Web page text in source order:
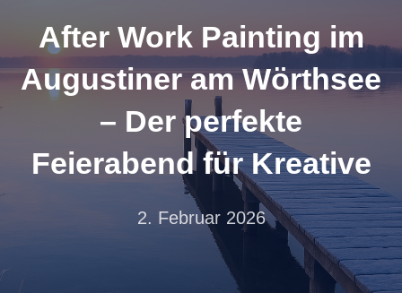
After Work Painting im
Augustiner am Wörthsee
– Der perfekte
Feierabend für Kreative
2. Februar 2026